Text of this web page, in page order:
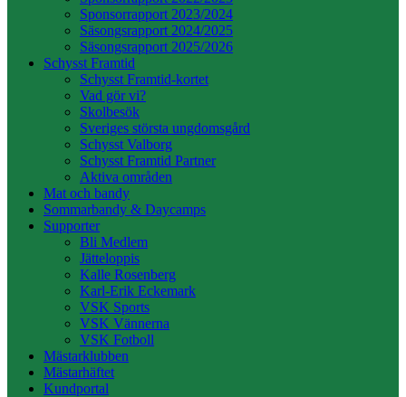
Sponsorrapport 2023/2024
Säsongsrapport 2024/2025
Säsongsrapport 2025/2026
Schysst Framtid
Schysst Framtid-kortet
Vad gör vi?
Skolbesök
Sveriges största ungdomsgård
Schysst Valborg
Schysst Framtid Partner
Aktiva områden
Mat och bandy
Sommarbandy & Daycamps
Supporter
Bli Medlem
Jätteloppis
Kalle Rosenberg
Karl-Erik Eckemark
VSK Sports
VSK Vännerna
VSK Fotboll
Mästarklubben
Mästarhäftet
Kundportal